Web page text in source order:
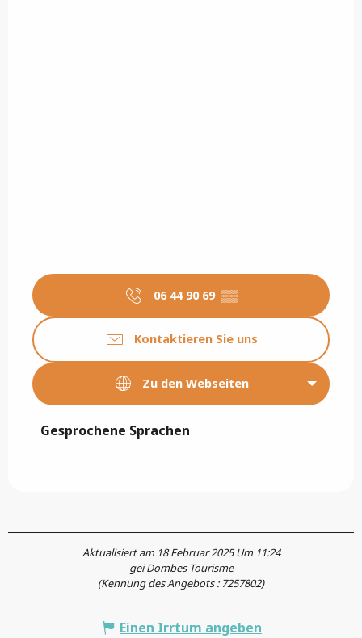
06 44 90 69 ▒▒
Kontaktieren Sie uns
Zu den Webseiten
Gesprochene Sprachen
Gesprochene Sprachen
Aktualisiert am 18 Februar 2025 Um 11:24
gei Dombes Tourisme
(Kennung des Angebots : 7257802)
Einen Irrtum angeben